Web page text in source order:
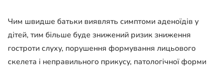
Чим швидше батьки виявлять симптоми аденоїдів у
дітей, тим більше буде знижений ризик зниження
гостроти слуху, порушення формування лицьового
скелета і неправильного прикусу, патологічної форми